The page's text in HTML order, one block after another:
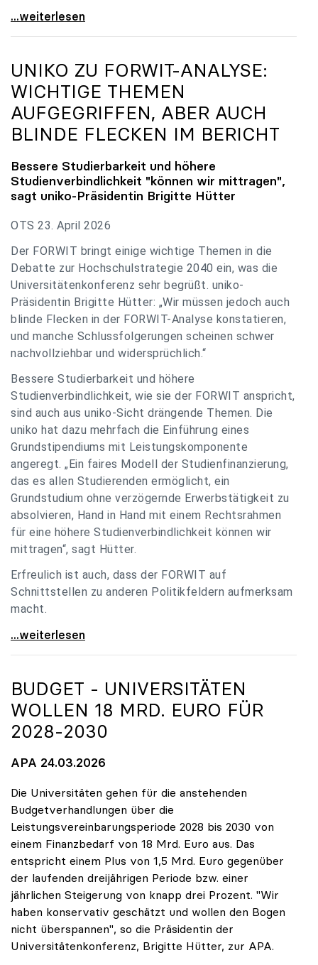
uniko zu Budgetverhandlungen: Universitäten sind
...weiterlesen
UNIKO ZU FORWIT-ANALYSE:
WICHTIGE THEMEN
AUFGEGRIFFEN, ABER AUCH
BLINDE FLECKEN IM BERICHT
Bessere Studierbarkeit und höhere
Studienverbindlichkeit "können wir mittragen",
sagt uniko-Präsidentin Brigitte Hütter
OTS 23. April 2026
Der FORWIT bringt einige wichtige Themen in die
Debatte zur Hochschulstrategie 2040 ein, was die
Universitätenkonferenz sehr begrüßt. uniko-
Präsidentin Brigitte Hütter: „Wir müssen jedoch auch
blinde Flecken in der FORWIT-Analyse konstatieren,
und manche Schlussfolgerungen scheinen schwer
nachvollziehbar und widersprüchlich.“
Bessere Studierbarkeit und höhere
Studienverbindlichkeit, wie sie der FORWIT anspricht,
sind auch aus uniko-Sicht drängende Themen. Die
uniko hat dazu mehrfach die Einführung eines
Grundstipendiums mit Leistungskomponente
angeregt. „Ein faires Modell der Studienfinanzierung,
das es allen Studierenden ermöglicht, ein
Grundstudium ohne verzögernde Erwerbstätigkeit zu
absolvieren, Hand in Hand mit einem Rechtsrahmen
für eine höhere Studienverbindlichkeit können wir
mittragen“, sagt Hütter.
Erfreulich ist auch, dass der FORWIT auf
Schnittstellen zu anderen Politikfeldern aufmerksam
macht.
uniko zu FORWIT-Analyse: Wichtige Themen
...weiterlesen
BUDGET - UNIVERSITÄTEN
WOLLEN 18 MRD. EURO FÜR
2028-2030
APA 24.03.2026
Die Universitäten gehen für die anstehenden
Budgetverhandlungen über die
Leistungsvereinbarungsperiode 2028 bis 2030 von
einem Finanzbedarf von 18 Mrd. Euro aus. Das
entspricht einem Plus von 1,5 Mrd. Euro gegenüber
der laufenden dreijährigen Periode bzw. einer
jährlichen Steigerung von knapp drei Prozent. "Wir
haben konservativ geschätzt und wollen den Bogen
nicht überspannen", so die Präsidentin der
Universitätenkonferenz, Brigitte Hütter, zur APA.